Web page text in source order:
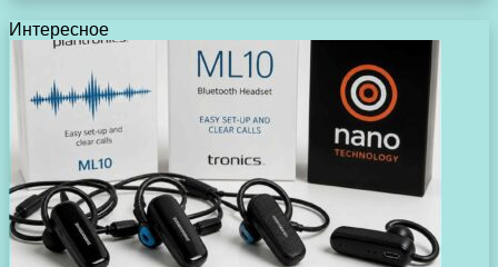
Интересное